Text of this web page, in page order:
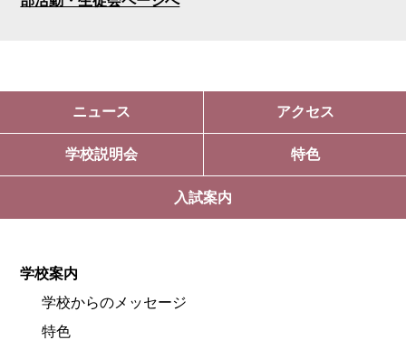
ニュース アクセス
学校説明会 特色
入試案内
学校案内
学校からのメッセージ
特色